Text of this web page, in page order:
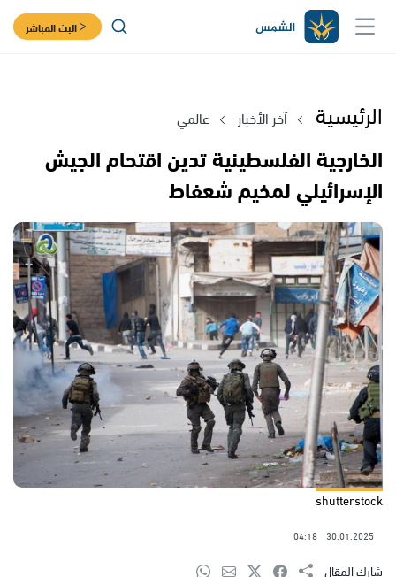
البث المباشر
الرئيسية آخر الأخبار عالمي
الخارجية الفلسطينية تدين اقتحام الجيش
الإسرائيلي لمخيم شعفاط
shutterstock
30.01.2025
04:18
شارك المقال